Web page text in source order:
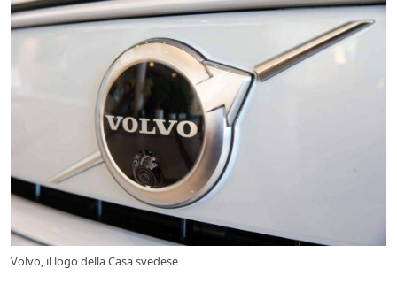
Volvo, il logo della Casa svedese